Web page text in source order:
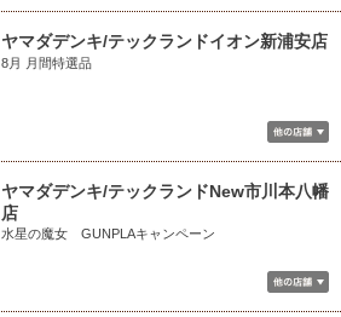
ヤマダデンキ/テックランドイオン新浦安店
8月 月間特選品
ヤマダデンキ/テックランドNew市川本八幡
店
水星の魔女 GUNPLAキャンペーン